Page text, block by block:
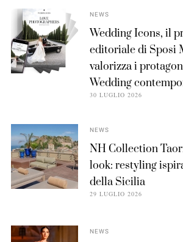
NEWS
Wedding Icons, il
editoriale di Sposi
valorizza i
Wedding
30 LUGLIO 2026
NEWS
NH Collection
look: restyling
della Sicilia
29 LUGLIO 2026
NEWS